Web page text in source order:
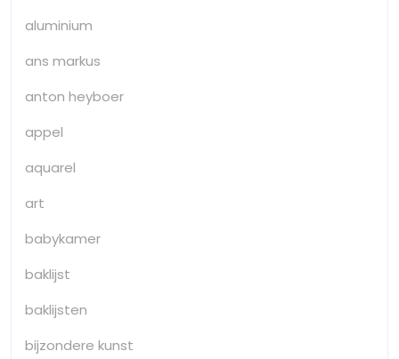
aluminium
ans markus
anton heyboer
appel
aquarel
art
babykamer
baklijst
baklijsten
bijzondere kunst